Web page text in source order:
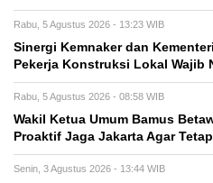
Rabu, 5 Agustus 2026 - 13:23 WIB
Sinergi Kemnaker dan
Pekerja Konstruksi Lokal Wajib
Rabu, 5 Agustus 2026 - 08:58 WIB
Wakil Ketua Umum Bamus
Proaktif Jaga Jakarta Agar
Senin, 3 Agustus 2026 - 13:44 WIB